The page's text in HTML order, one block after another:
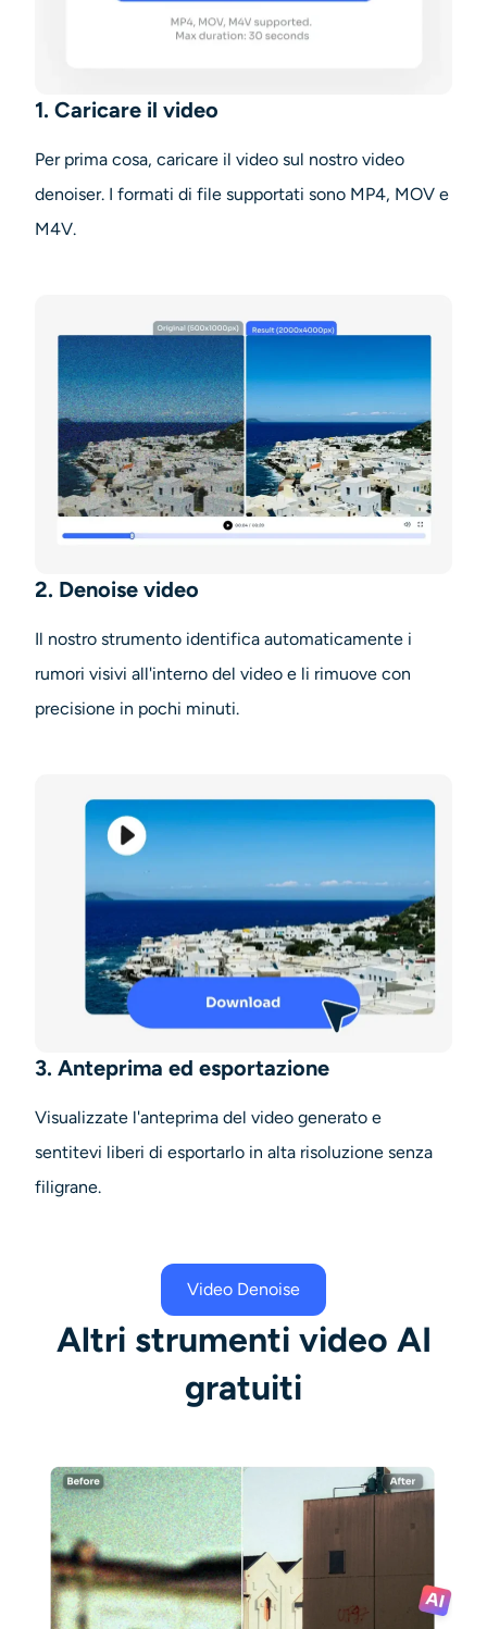
1. Caricare il video
Per prima cosa, caricare il video sul nostro video
denoiser. I formati di file supportati sono MP4, MOV e
M4V.
2. Denoise video
Il nostro strumento identifica automaticamente i
rumori visivi all'interno del video e li rimuove con
precisione in pochi minuti.
3. Anteprima ed esportazione
Visualizzate l'anteprima del video generato e
sentitevi liberi di esportarlo in alta risoluzione senza
filigrane.
Video Denoise
Altri strumenti video AI
gratuiti